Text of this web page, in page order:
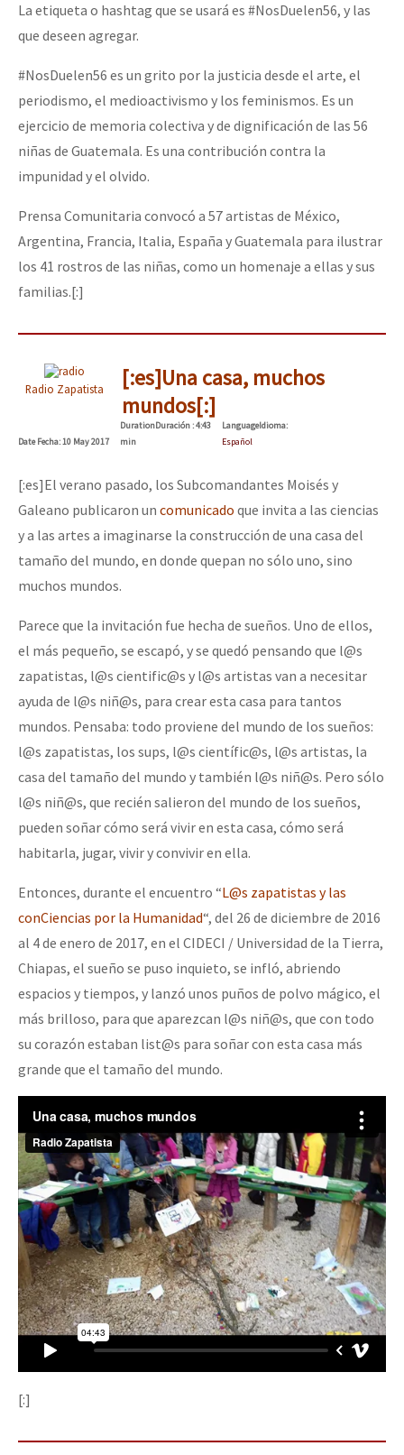
La etiqueta o hashtag que se usará es #NosDuelen56, y las
que deseen agregar.
#NosDuelen56 es un grito por la justicia desde el arte, el
periodismo, el medioactivismo y los feminismos. Es un
ejercicio de memoria colectiva y de dignificación de las 56
niñas de Guatemala. Es una contribución contra la
impunidad y el olvido.
Prensa Comunitaria convocó a 57 artistas de México,
Argentina, Francia, Italia, España y Guatemala para ilustrar
los 41 rostros de las niñas, como un homenaje a ellas y sus
familias.[:]
Radio Zapatista
[:es]Una casa, muchos
mundos[:]
DateFecha: 10 May 2017
DurationDuración: 4:43
min
LanguageIdioma:
Español
[:es]El verano pasado, los Subcomandantes Moisés y
Galeano publicaron un comunicado que invita a las ciencias
y a las artes a imaginarse la construcción de una casa del
tamaño del mundo, en donde quepan no sólo uno, sino
muchos mundos.
Parece que la invitación fue hecha de sueños. Uno de ellos,
el más pequeño, se escapó, y se quedó pensando que l@s
zapatistas, l@s cientific@s y l@s artistas van a necesitar
ayuda de l@s niñ@s, para crear esta casa para tantos
mundos. Pensaba: todo proviene del mundo de los sueños:
l@s zapatistas, los sups, l@s científic@s, l@s artistas, la
casa del tamaño del mundo y también l@s niñ@s. Pero sólo
l@s niñ@s, que recién salieron del mundo de los sueños,
pueden soñar cómo será vivir en esta casa, cómo será
habitarla, jugar, vivir y convivir en ella.
Entonces, durante el encuentro “L@s zapatistas y las
conCiencias por la Humanidad“, del 26 de diciembre de 2016
al 4 de enero de 2017, en el CIDECI / Universidad de la Tierra,
Chiapas, el sueño se puso inquieto, se infló, abriendo
espacios y tiempos, y lanzó unos puños de polvo mágico, el
más brilloso, para que aparezcan l@s niñ@s, que con todo
su corazón estaban list@s para soñar con esta casa más
grande que el tamaño del mundo.
[:]